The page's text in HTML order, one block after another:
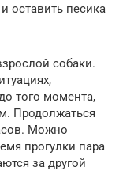
оставить песика
собаки.
того момента,
Продолжаться
Можно
прогулки пара
за другой